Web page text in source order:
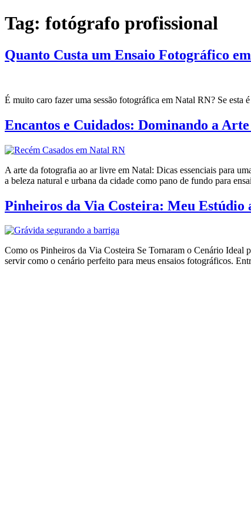
Ir
para
conteúdo
Tag: fotógrafo profissional
Quanto Custa um Ensaio Fotográfico
É muito caro fazer uma sessão fotográfica em Natal RN? Se esta
Encantos e Cuidados: Dominando a
A arte da fotografia ao ar livre em Natal: Dicas essenciais para
a beleza natural e urbana da cidade como pano de fundo para
Pinheiros da Via Costeira: Meu
Como os Pinheiros da Via Costeira Se Tornaram o Cenário Ideal
servir como o cenário perfeito para meus ensaios fotográficos.